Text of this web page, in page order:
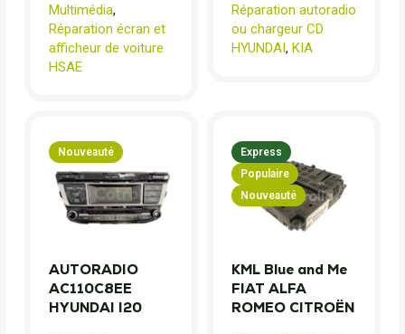
Multimédia,
Réparation écran et
afficheur de voiture
HSAE
Réparation autoradio
ou chargeur CD
HYUNDAI, KIA
Nouveauté
AUTORADIO
AC110C8EE
HYUNDAI I20
Express
Populaire
Nouveauté
KML Blue and Me
FIAT ALFA
ROMEO CITROËN